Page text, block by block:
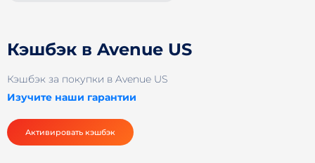
Кэшбэк в Avenue US
Кэшбэк за покупки в Avenue US
Изучите наши гарантии
Активировать кэшбэк